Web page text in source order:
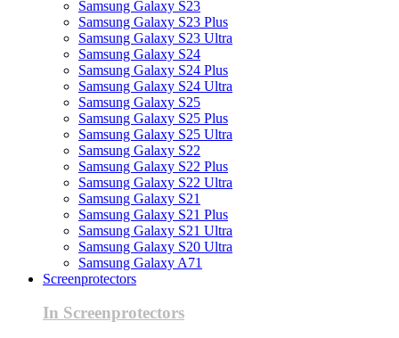
Samsung Galaxy S23
Samsung Galaxy S23 Plus
Samsung Galaxy S23 Ultra
Samsung Galaxy S24
Samsung Galaxy S24 Plus
Samsung Galaxy S24 Ultra
Samsung Galaxy S25
Samsung Galaxy S25 Plus
Samsung Galaxy S25 Ultra
Samsung Galaxy S22
Samsung Galaxy S22 Plus
Samsung Galaxy S22 Ultra
Samsung Galaxy S21
Samsung Galaxy S21 Plus
Samsung Galaxy S21 Ultra
Samsung Galaxy S20 Ultra
Samsung Galaxy A71
Screenprotectors
In Screenprotectors